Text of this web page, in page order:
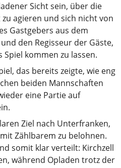
Sicht sein, über die
agieren und sich nicht von
Gastgebers aus dem
den Regisseur der Gäste,
kommen zu lassen.
das bereits zeigte, wie eng
beiden Mannschaften
eine Partie auf
Ziel nach Unterfranken,
Zählbarem zu belohnen.
somit klar verteilt: Kirchzell
während Opladen trotz der